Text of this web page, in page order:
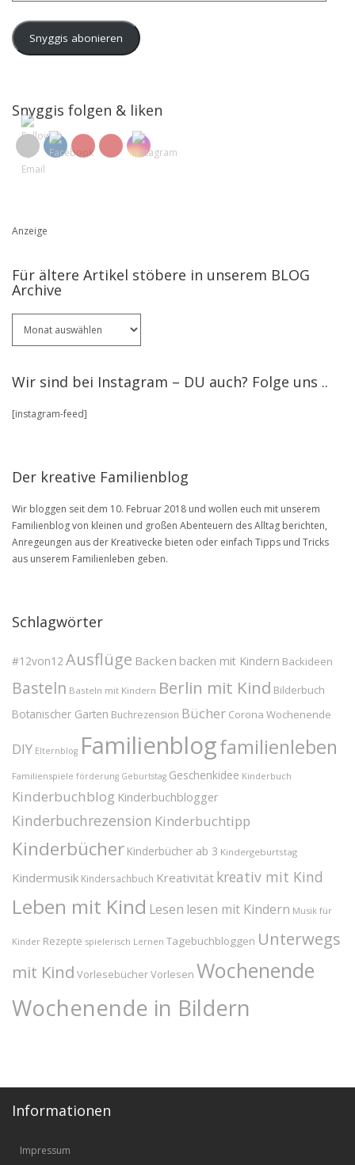
Snyggis abonieren
Snyggis folgen & liken
Anzeige
Für ältere Artikel stöbere in unserem BLOG
Archive
ältere
in
BLOG
Wir sind bei Instagram – DU auch? Folge uns ..
[instagram-feed]
Der kreative Familienblog
Wir bloggen seit dem 10. Februar 2018 und wollen euch mit unserem
Familienblog von kleinen und großen Abenteuern des Alltag berichten,
Anregeungen aus der Kreativecke bieten oder einfach Tipps und Tricks
aus unserem Familienleben geben.
Schlagwörter
#12von12 Ausflüge Backen backen mit Kindern Backideen
Basteln Basteln mit Kindern Berlin mit Kind Bilderbuch
Botanischer Garten Buchrezension Bücher Corona Wochenende
DIY Elternblog Familienblogfamilienleben
Familienspiele förderung Geburtstag Geschenkidee Kinderbuch
Kinderbuchblog Kinderbuchblogger
Kinderbuchrezension Kinderbuchtipp
Kinderbücher Kinderbücher ab 3 Kindergeburtstag
Kindermusik Kindersachbuch Kreativität kreativ mit Kind
Leben mit Kind Lesen lesen mit Kindern Musik für
Kinder Rezepte spielerisch Lernen Tagebuchbloggen Unterwegs
mit Kind VorlesebücherVorlesen Wochenende
Wochenende in Bildern
Informationen
Impressum